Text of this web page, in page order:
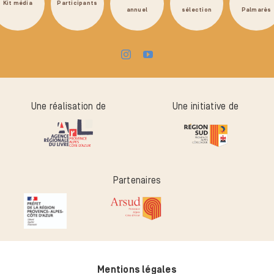
Kit média Participants
annuel
sélection
Palmarès
Une réalisation de Une initiative de
Partenaires
Mentions légales